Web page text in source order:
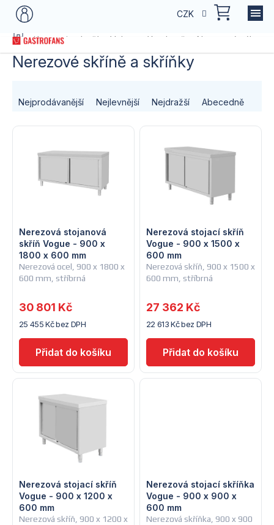
Přejít
CZK
Domů
Kategorie zboží Vybavení kuchyně Nerezový nábytek
Nerezové skříně a skříňky
p
d
u
k
Nejprodávanější Nejlevnější Nejdražší Abecedně
V
s
p
o
d
u
k
Nerezová ocel, 900 x 1800 x
600 mm, stříbrná
Nerezová stojanová
skříň Vogue - 900 x
1800 x 600 mm
25 455 Kč bez DPH
30 801 Kč
Nerezová skříň, 900 x 1500 x
600 mm, stříbrná
Nerezová stojací skříň
Vogue - 900 x 1500 x
600 mm
22 613 Kč bez DPH
27 362 Kč
Nerezová skříň, 900 x 1200 x
Nerezová stojací skříň
Vogue - 900 x 1200 x
600 mm
Nerezová skříňka, 900 x 900
Nerezová stojací skříňka
Vogue - 900 x 900 x
600 mm